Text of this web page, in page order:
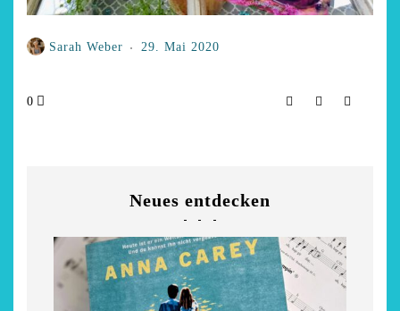
Neues entdecken
Sarah Weber 29. Mai 2020
0